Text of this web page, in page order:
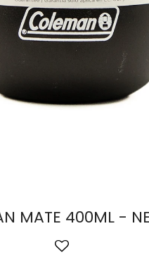
MATE 400ML -